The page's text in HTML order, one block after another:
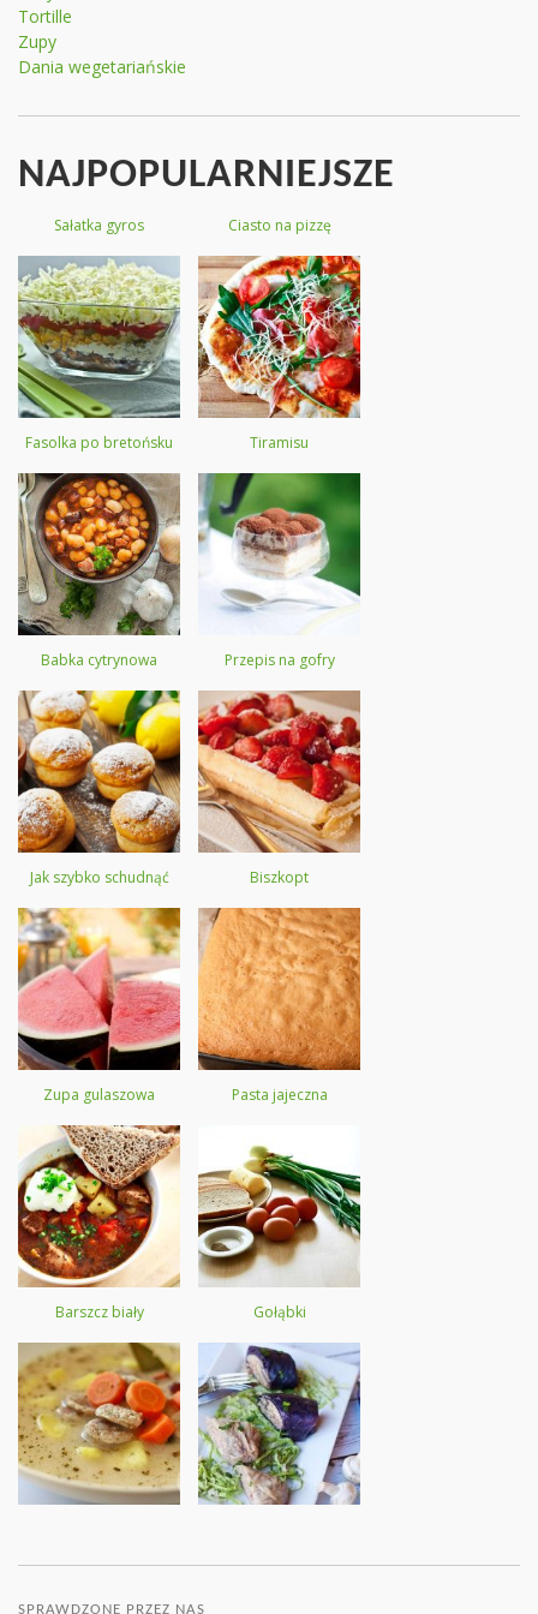
Tortille
Zupy
Dania wegetariańskie
NAJPOPULARNIEJSZE
Sałatka gyros Ciasto na pizzę
Fasolka po bretońsku Tiramisu
Babka cytrynowa Przepis na gofry
Jak szybko schudnąć Biszkopt
Zupa gulaszowa Pasta jajeczna
Barszcz biały Gołąbki
SPRAWDZONE PRZEZ NAS